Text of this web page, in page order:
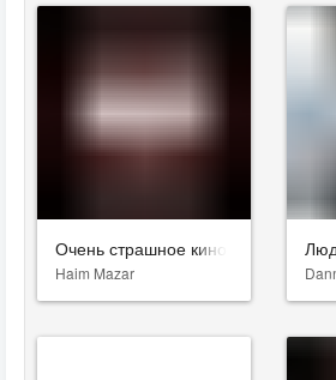
Очень страшное кино
Haim Mazar